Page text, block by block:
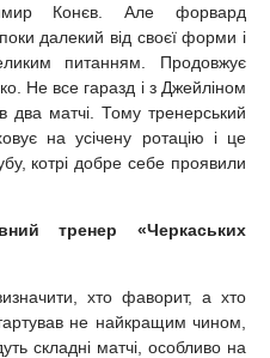
Конєв. Але форвард
далекий від своєї форми і
питанням. Продовжує
Не все гаразд і з Джейліном
два матчі. Тому тренерський
на усічену ротацію і це
котрі добре себе проявили
тренер «Черкаських
хто фаворит, а хто
не найкращим чином,
складні матчі, особливо на